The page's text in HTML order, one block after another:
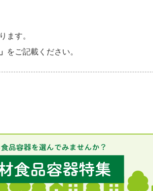
ます。
をご記載ください。